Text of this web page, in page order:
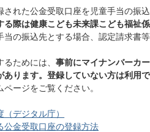
された公金受取口座を児童手当の振
際は健康こども未来課こども福祉係
当の振込先とする場合、認定請求書
るためには、事前にマイナンバーカ
あります。登録していない方は利用
ージをご覧ください。
デジタル庁）
公金受取口座の登録方法